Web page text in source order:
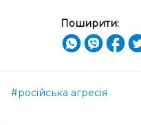
Поширити:
#російська агресія